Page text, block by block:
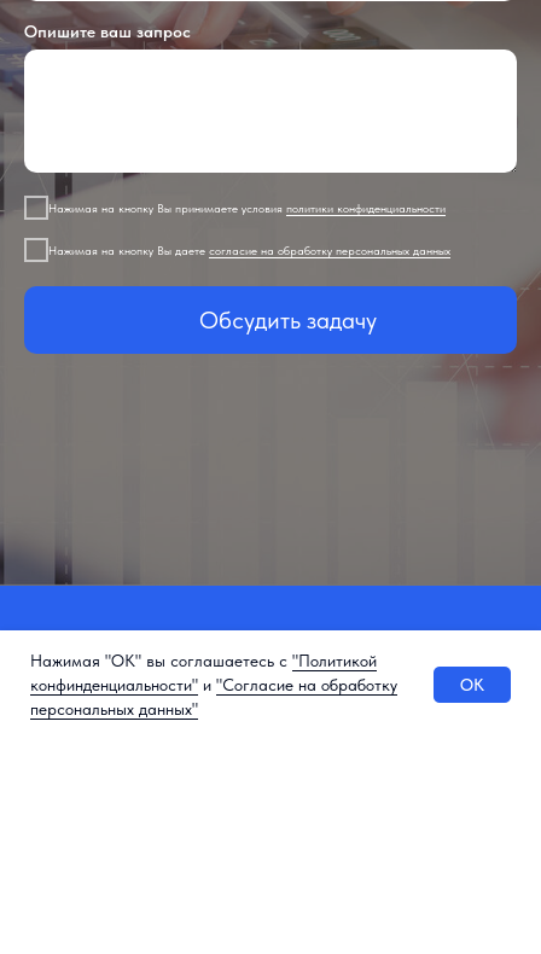
Опишите ваш запрос
Нажимая на кнопку Вы принимаете условия политики конфиденциальности
Нажимая на кнопку Вы даете согласие на обработку персональных данных
Обсудить задачу
БЕТА
КОНСТАЛТИНГ
Нажимая "ОК" вы соглашаетесь с "Политикой
конфинденциальности" и "Согласие на обработку
персональных данных"
OK